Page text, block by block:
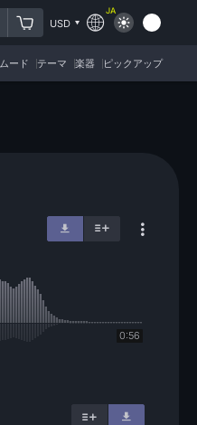
USD
JA
ムード テーマ 楽器 ピックアップ
0:56